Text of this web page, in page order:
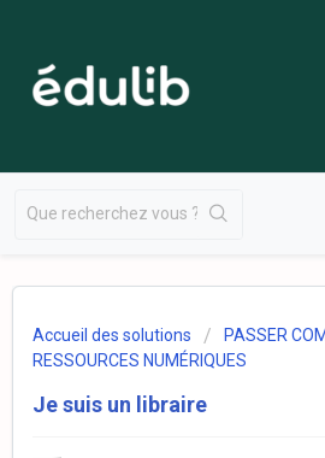
Accueil des solutions
PASSER
RESSOURCES NUMÉRIQUES
Je suis un libraire